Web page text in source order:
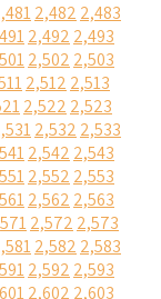
2,482 2,483
2,492 2,493
2,502 2,503
2,512 2,513
2,522 2,523
2,532 2,533
2,542 2,543
2,552 2,553
2,562 2,563
2,572 2,573
2,582 2,583
2,592 2,593
2,602 2,603